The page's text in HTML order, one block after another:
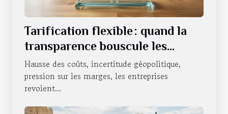
Tarification flexible : quand la
transparence bouscule les
habitudes des entreprises
Hausse des coûts, incertitude géopolitique,
pression sur les marges, les entreprises
revoient...